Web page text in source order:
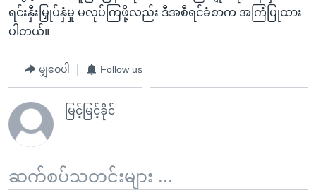
ရင်းနှီးမြှုပ်နှံမှု မလုပ်ကြဖို့လည်း ဒီအစီရင်ခံစာက အကြံပြုထား
ပါတယ်။
မျှဝေပါ Follow us
မြင့်မြင့်ခိုင်
ဆက်စပ်သတင်းများ ...